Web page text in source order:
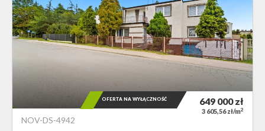
NOV-DS-4942
649 000zł
3 605,56 zł/m2
OFERTA NA WYŁĄCZNOŚĆ